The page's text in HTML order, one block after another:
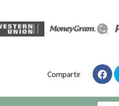
Compartir